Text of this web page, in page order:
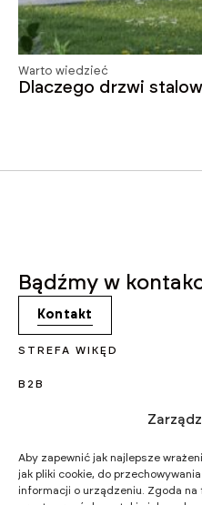
Aby zapewnić jak najlepsze
jak pliki cookie, do
informacji o urządzeniu. Zgoda na
Warto wiedzieć
Dlaczego drzwi
Bądźmy w
Kontakt
STREFA WIKĘD
B2B
PROJEKTY UNIJNE
CERTYFIKATY I PROGRAMY